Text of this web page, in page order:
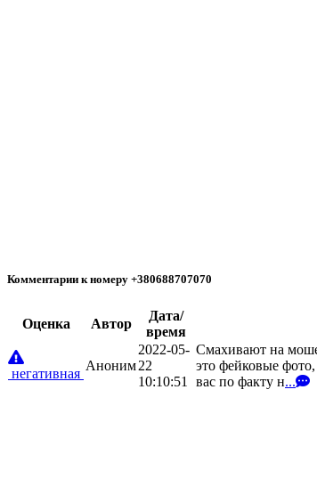
Комментарии к номеру +380688707070
Oценка Автор
Дата/
время
негативная
Аноним
2022-05-
22
10:10:51
Смахивают на
это фейковые
вас по факту н...